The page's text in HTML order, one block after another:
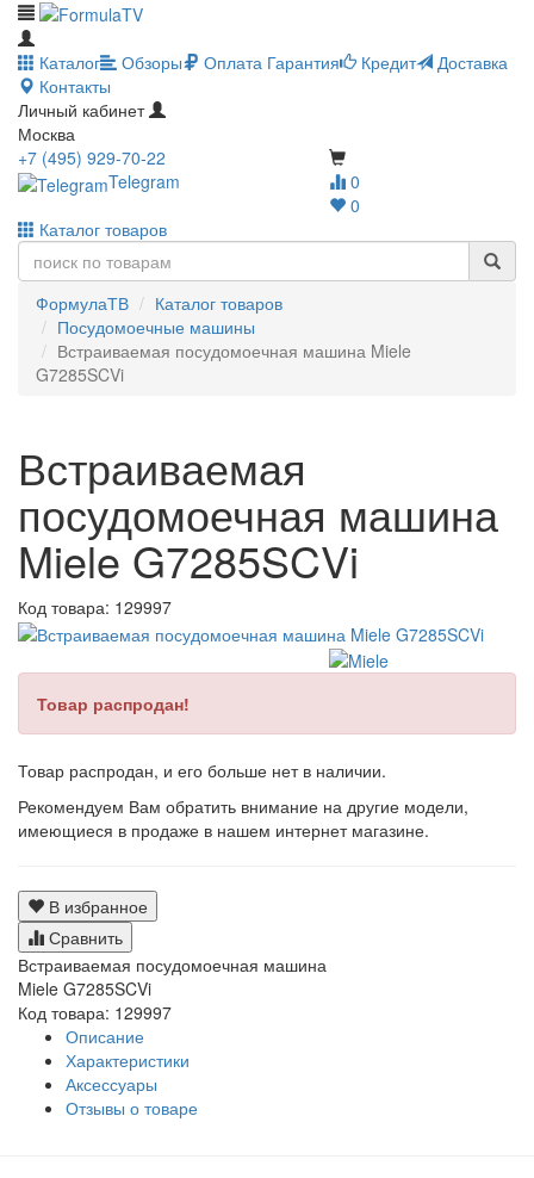
Каталог Обзоры Оплата Гарантия Кредит
Доставка
Контакты
Личный кабинет
Москва
0
0
+7 (495) 929-70-22
Telegram
Каталог товаров
ФормулаТВ
Каталог товаров
Посудомоечные машины
Встраиваемая посудомоечная машина Miele
G7285SCVi
Встраиваемая
посудомоечная машина
Miele G7285SCVi
Код товара: 129997
Товар распродан!
Товар распродан, и его больше нет в наличии.
Рекомендуем Вам обратить внимание на другие модели,
имеющиеся в продаже в нашем интернет магазине.
В избранное
Сравнить
Встраиваемая посудомоечная машина
Miele G7285SCVi
Код товара: 129997
Описание
Характеристики
Аксессуары
Отзывы о товаре